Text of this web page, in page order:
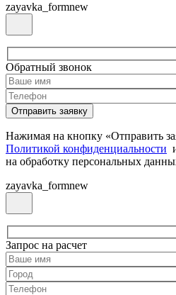
zayavka_formnew
Обратный звонок
Нажимая на кнопку «Отправить
Политикой конфиденциальности
на обработку персональных
zayavka_formnew
Запрос на расчет